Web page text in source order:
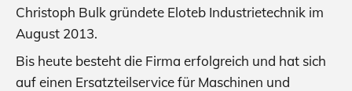
Christoph Bulk gründete Eloteb Industrietechnik im
August 2013.
Bis heute besteht die Firma erfolgreich und hat sich
auf einen Ersatzteilservice für Maschinen und